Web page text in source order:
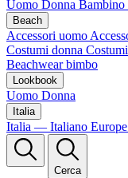
Uomo Donna Bambino
Beach
Accessori uomo
Costumi donna
Beachwear bimbo
Lookbook
Uomo Donna
Italia
Italia — Italiano
Cerca